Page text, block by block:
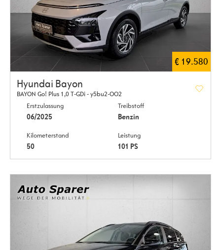
€ 19.580
Hyundai Bayon
BAYON Go! Plus 1,0 T-GDi - y5bu2-OO2
Erstzulassung
06/2025
Treibstoff
Benzin
Kilometerstand
50
Leistung
101 PS